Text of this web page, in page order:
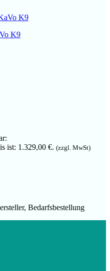
K9
ist: 1.329,00 €. (zzgl. MwSt)
Bedarfsbestellung